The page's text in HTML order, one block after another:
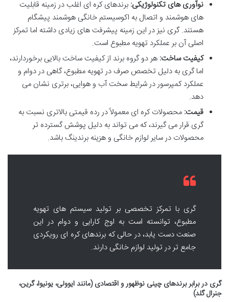
نوآوری های تکنولوژیکی: برندهای کره ای اغلب در زمینه قابلیت
های هوشمند و اتصال به اکوسیستم خانگی هوشمند پیشگام
هستند. گری نیز در این زمینه پیشرفت های زیادی داشته اما تمرکز
اصلی آن بر عملکرد تهویه مطبوع است.
کیفیت ساخت: هر دو گروه برند از کیفیت ساخت بالایی برخوردارند،
اما گری به دلیل تخصص صرف در تهویه مطبوع، گاهی در دوام و
عملکرد کمپرسور در شرایط سخت آب و هوایی، برتری نشان می
دهد.
قیمت: محصولات کره ای معمولاً در رده قیمتی بالاتری نسبت به
گری قرار می گیرند، که می تواند به دلیل پوشش گسترده تر
محصولات در سایر لوازم خانگی و هزینه برندینگ باشد.
گری با تمرکز تخصصی بر تولید سیستم های تهویه
مطبوع، توانسته است به اوج کارایی و دوام در این
صنعت دست یابد، در حالی که برندهای کره ای رویکردی
جامع تر در تولید لوازم خانگی دارند.
گری در برابر برندهای چینی نوظهور و اقتصادی (مانند ایوولی، یونیوا، گرین،
جنرال گلد)